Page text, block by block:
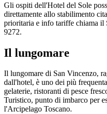
Gli ospiti dell'Hotel del Sole
direttamente allo stabilimento
prioritaria e info tariffe chiama il
9272.
Il lungomare
Il lungomare di San Vincenzo,
dall'hotel, è uno dei più
gelaterie, ristoranti di pesce
Turistico, punto di imbarco per
l'Arcipelago Toscano.